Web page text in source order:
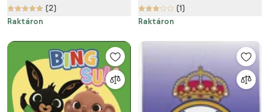
(2)
Raktáron
(1)
Raktáron